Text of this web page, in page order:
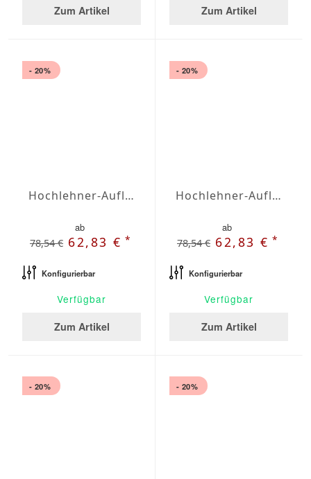
Zum Artikel Zum Artikel
- 20%
Hochlehner-Auflagen Agora Plains Botella
ab
78,54 € 62,83 €*
Konfigurierbar
Verfügbar
Zum Artikel
- 20%
Hochlehner-Auflagen Agora Plains Cafe
ab
78,54 € 62,83 €*
Konfigurierbar
Verfügbar
Zum Artikel
- 20% - 20%